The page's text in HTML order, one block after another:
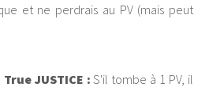
et ne perdrais au PV (mais peut
JUSTICE :S'il tombe à 1 PV, il